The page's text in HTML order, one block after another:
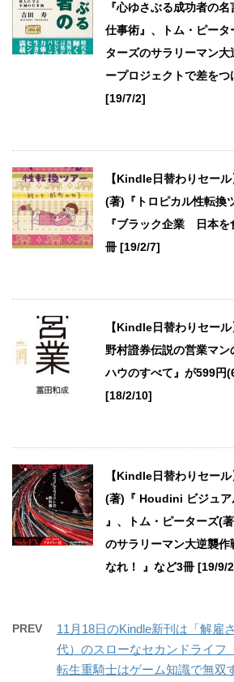
『心ゆさぶる成功者の
仕事術』、トム・ピー
ターズのサラリーマン
ープロジェクトで差を
[19/7/2]
【Kindle日替わりセー
(著)『トロピカル性転換
『ブラック企業 日本を
冊 [19/2/7]
【Kindle日替わりセー
野村證券伝説の営業マ
ハウのすべて』が599円
[18/2/10]
【Kindle日替わりセー
(著)『 Houdini ビジュア
』、トム・ピーターズ(
のサラリーマン大逆襲
なれ！ 』など3冊 [19/9/
PREV
11月18日のKindle新刊は「解雇
代）のスローなセカンドライフ
転生重騎士はゲーム知識で無双